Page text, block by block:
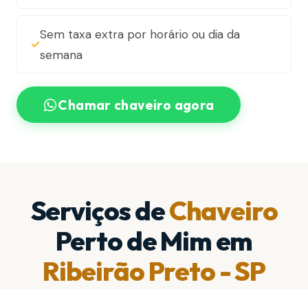
Sem taxa extra por horário ou dia da
semana
Chamar chaveiro agora
Serviços deChaveiro
Perto de Mim em
Ribeirão Preto - SP